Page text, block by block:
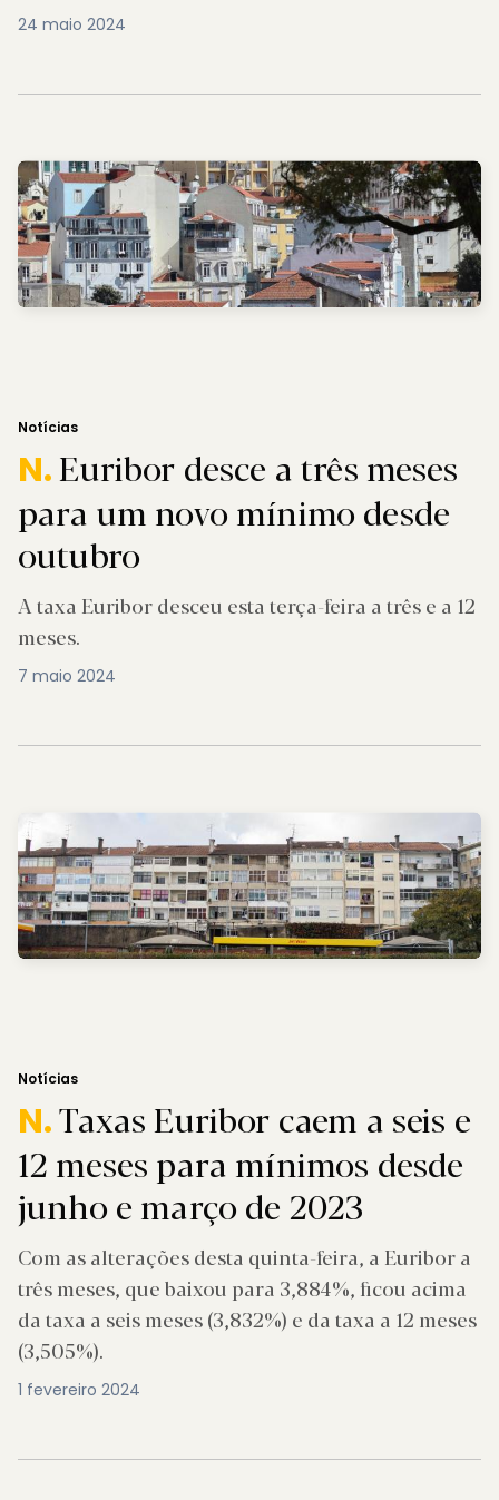
24 maio 2024
Notícias
N.Euribor desce a três meses
para um novo mínimo desde
outubro
A taxa Euribor desceu esta terça-feira a três e a 12
meses.
7 maio 2024
Notícias
N.Taxas Euribor caem a seis e
12 meses para mínimos desde
junho e março de 2023
Com as alterações desta quinta-feira, a Euribor a
três meses, que baixou para 3,884%, ficou acima
da taxa a seis meses (3,832%) e da taxa a 12 meses
(3,505%).
1 fevereiro 2024